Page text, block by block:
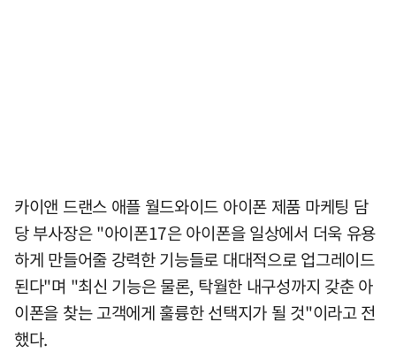
카이앤 드랜스 애플 월드와이드 아이폰 제품 마케팅 담
당 부사장은 "아이폰17은 아이폰을 일상에서 더욱 유용
하게 만들어줄 강력한 기능들로 대대적으로 업그레이드
된다"며 "최신 기능은 물론, 탁월한 내구성까지 갖춘 아
이폰을 찾는 고객에게 훌륭한 선택지가 될 것"이라고 전
했다.